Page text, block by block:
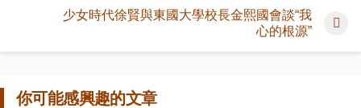
少女時代徐賢與東國大學校長金熙國會談“我
心的根源”
你可能感興趣的文章